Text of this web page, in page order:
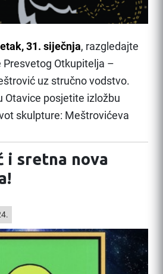
31. siječnja, razgledajte
Presvetog Otkupitelja –
uz stručno vodstvo.
Otavice posjetite izložbu
skulpture: Meštrovićeva
i sretna nova